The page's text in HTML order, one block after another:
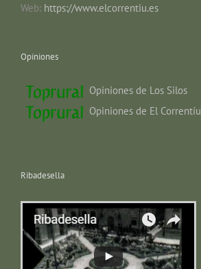
Web: https://www.elcorrentiu.es
Opiniones
Opiniones de Los Silos
Opiniones de El Correntíu
Ribadesella